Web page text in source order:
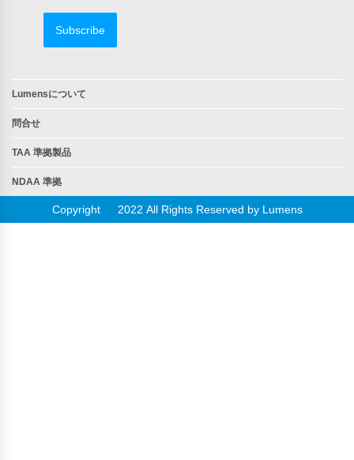
Subscribe
Lumensについて
問合せ
TAA 準拠製品
NDAA 準拠
Copyright © 2022 All Rights Reserved by Lumens